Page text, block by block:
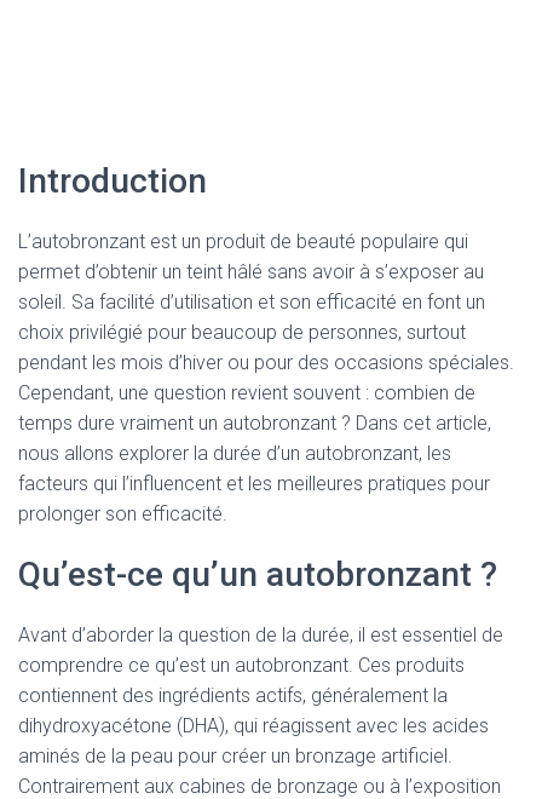
Introduction
L’autobronzant est un produit de beauté populaire qui
permet d’obtenir un teint hâlé sans avoir à s’exposer au
soleil. Sa facilité d’utilisation et son efficacité en font un
choix privilégié pour beaucoup de personnes, surtout
pendant les mois d’hiver ou pour des occasions spéciales.
Cependant, une question revient souvent : combien de
temps dure vraiment un autobronzant ? Dans cet article,
nous allons explorer la durée d’un autobronzant, les
facteurs qui l’influencent et les meilleures pratiques pour
prolonger son efficacité.
Qu’est-ce qu’un autobronzant ?
Avant d’aborder la question de la durée, il est essentiel de
comprendre ce qu’est un autobronzant. Ces produits
contiennent des ingrédients actifs, généralement la
dihydroxyacétone (DHA), qui réagissent avec les acides
aminés de la peau pour créer un bronzage artificiel.
Contrairement aux cabines de bronzage ou à l’exposition